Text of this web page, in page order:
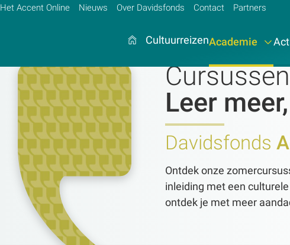
Het Accent Online Nieuws Over Davidsfonds Contact Partners
CultuurreizenAcademie
Cursussen
Leer
Davidsfonds
Ontdek onze
inleiding met een
ontdek je met meer
Zoek: